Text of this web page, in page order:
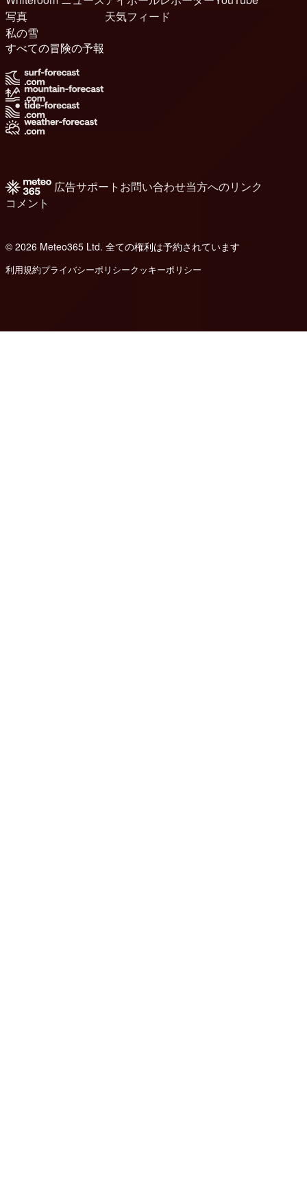
写真
私の雪
天気フィード
すべての冒険の予報
広告サポート お問い合わせ当方へのリンク
コメント
© 2026 Meteo365 Ltd. 全ての権利は予約されています
利用規約プライバシーポリシークッキーポリシー